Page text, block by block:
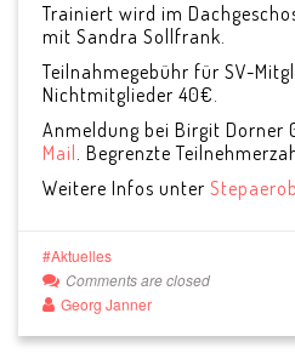
Trainiert wird im
mit Sandra Sollfrank.
Teilnahmegebühr für SV-
Nichtmitglieder 40€.
Anmeldung bei Birgit
Mail . Begrenzte
Weitere Infos unter
Aktuelles
Comments are closed
Georg Janner